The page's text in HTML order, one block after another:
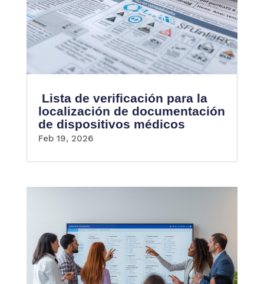
Lista de verificación para la
localización de documentación
de dispositivos médicos
Feb 19, 2026